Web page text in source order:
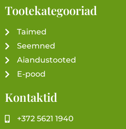
Tootekategooriad
Taimed
Seemned
Aiandustooted
E-pood
Kontaktid
+372 5621 1940